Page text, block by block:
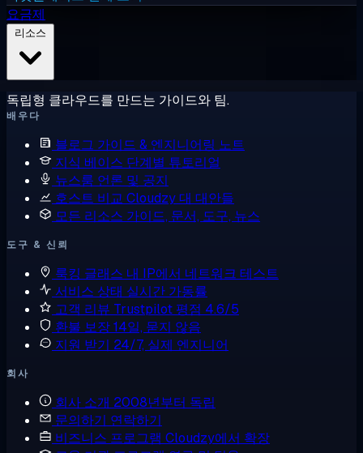
요금제
독립형 클라우드를 만드는 가이드와 팀.
배우다
블로그 가이드 & 엔지니어링 노트
지식 베이스 단계별 튜토리얼
뉴스룸 언론 및 공지
호스트 비교 Cloudzy 대 대안들
모든 리소스 가이드, 문서, 도구, 뉴스
도구 & 신뢰
룩킹 글래스 내 IP에서 네트워크 테스트
서비스 상태 실시간 가동률
고객 리뷰 Trustpilot 평점 4.6/5
환불 보장14일, 묻지 않음
지원 받기 24/7, 실제 엔지니어
회사
회사 소개 2008년부터 독립
문의하기 연락하기
비즈니스 프로그램 Cloudzy에서 확장